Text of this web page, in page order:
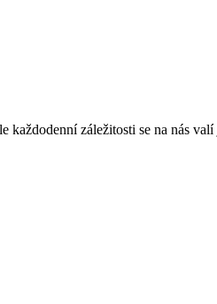
každodenní záležitosti se na nás